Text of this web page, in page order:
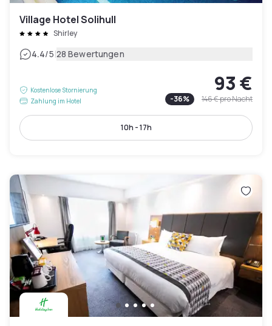
Village Hotel Solihull
Shirley
4.4/5|28 Bewertungen
Kostenlose Stornierung
Zahlung im Hotel
93 €
-36% 146 €pro Nacht
10h - 17h